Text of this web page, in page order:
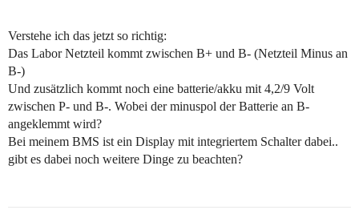
Verstehe ich das jetzt so richtig:
Das Labor Netzteil kommt zwischen B+ und B- (Netzteil Minus an
B-)
Und zusätzlich kommt noch eine batterie/akku mit 4,2/9 Volt
zwischen P- und B-. Wobei der minuspol der Batterie an B-
angeklemmt wird?
Bei meinem BMS ist ein Display mit integriertem Schalter dabei..
gibt es dabei noch weitere Dinge zu beachten?